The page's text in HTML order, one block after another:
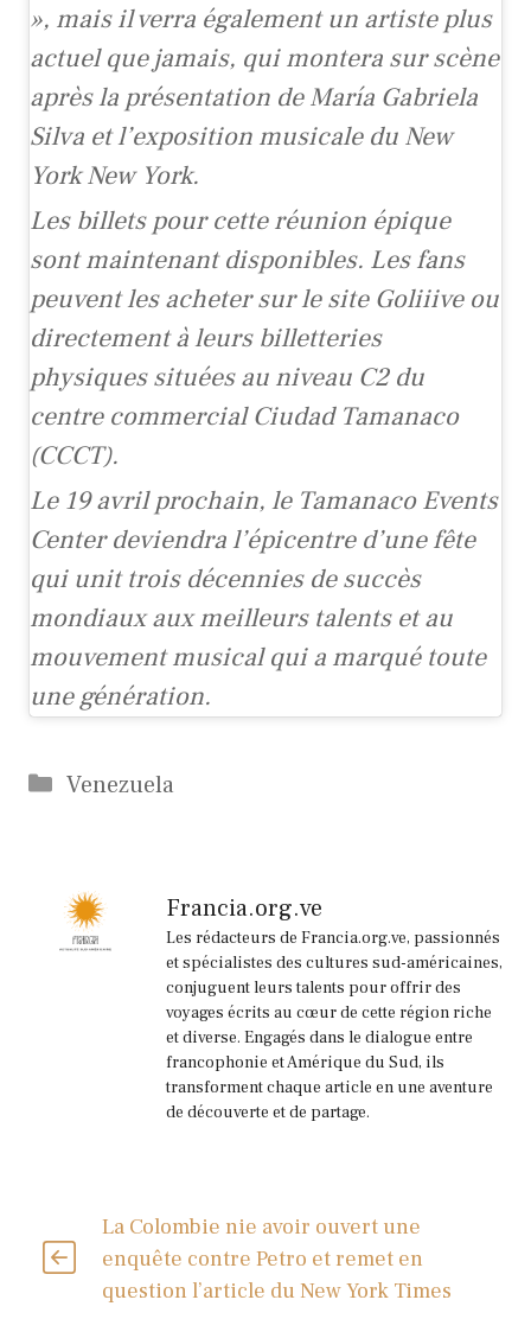
», mais il verra également un artiste plus
actuel que jamais, qui montera sur scène
après la présentation de María Gabriela
Silva et l’exposition musicale du New
York New York.
Les billets pour cette réunion épique
sont maintenant disponibles. Les fans
peuvent les acheter sur le site Goliiive ou
directement à leurs billetteries
physiques situées au niveau C2 du
centre commercial Ciudad Tamanaco
(CCCT).
Le 19 avril prochain, le Tamanaco Events
Center deviendra l’épicentre d’une fête
qui unit trois décennies de succès
mondiaux aux meilleurs talents et au
mouvement musical qui a marqué toute
une génération.
Catégories
Venezuela
Francia.org.ve
Les rédacteurs de Francia.org.ve, passionnés
et spécialistes des cultures sud-américaines,
conjuguent leurs talents pour offrir des
voyages écrits au cœur de cette région riche
et diverse. Engagés dans le dialogue entre
francophonie et Amérique du Sud, ils
transforment chaque article en une aventure
de découverte et de partage.
La Colombie nie avoir ouvert une
enquête contre Petro et remet en
question l’article du New York Times